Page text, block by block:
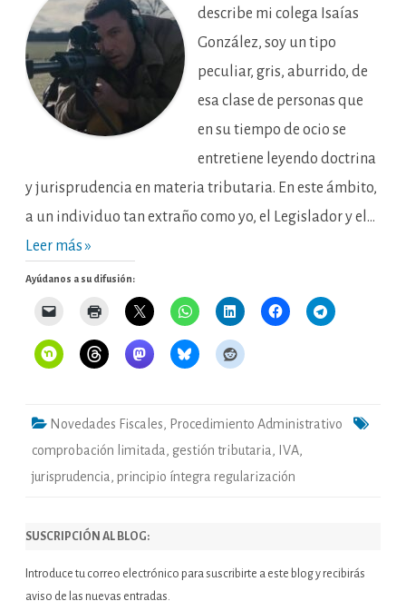
procedimiento
de
tributaria.
describe mi colega Isaías
González, soy un tipo
peculiar, gris, aburrido, de
esa clase de personas que
en su tiempo de ocio se
entretiene leyendo doctrina
y jurisprudencia en materia tributaria. En este ámbito,
a un individuo tan extraño como yo, el Legislador y el…
Leer más »
Ayúdanos a su difusión:
Novedades Fiscales, Procedimiento Administrativo
comprobación limitada , gestión tributaria , IVA,
jurisprudencia , principio íntegra regularización
SUSCRIPCIÓN AL BLOG:
Introduce tu correo electrónico para suscribirte a este blog y recibirás
aviso de las nuevas entradas.